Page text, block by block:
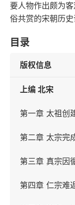
要人物作出颇为
俗共赏的宋朝历史
目录
版权信息
上编 北宋
第一章 太祖创
第二章 太宗完
第三章 真宗因
第四章 仁宗难